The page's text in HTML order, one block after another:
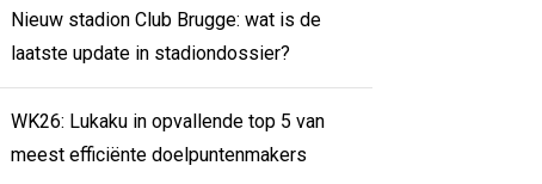
Nieuw stadion Club Brugge: wat is de
laatste update in stadiondossier?
WK26: Lukaku in opvallende top 5 van
meest efficiënte doelpuntenmakers